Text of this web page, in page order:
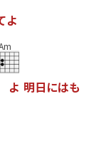
よ
よ 明日にはも